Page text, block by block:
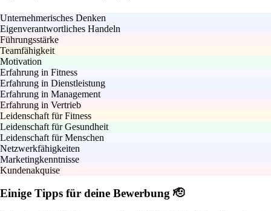
Unternehmerisches Denken
Eigenverantwortliches Handeln
Führungsstärke
Teamfähigkeit
Motivation
Erfahrung in Fitness
Erfahrung in Dienstleistung
Erfahrung in Management
Erfahrung in Vertrieb
Leidenschaft für Fitness
Leidenschaft für Gesundheit
Leidenschaft für Menschen
Netzwerkfähigkeiten
Marketingkenntnisse
Kundenakquise
Einige Tipps für deine Bewerbung 🫡